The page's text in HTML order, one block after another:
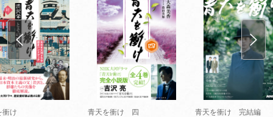
衝け 青天を衝け 四 青天を衝け 完結編